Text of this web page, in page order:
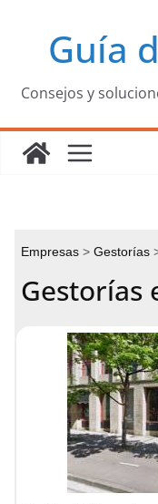
contenidoGuía
Consejos y
Empresas Gestorías
Gestorías